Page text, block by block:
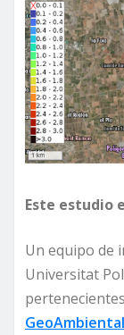
Este estudio
Un equipo de
Universitat